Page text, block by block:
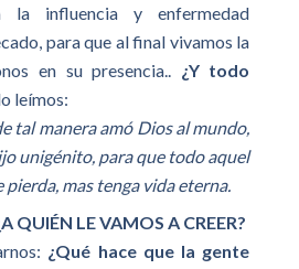
la influencia y enfermedad
para que al final vivamos la
en su presencia..
¿Y todo
lo leímos:
tal manera amó Dios al mundo,
unigénito, para que todo aquel
pierda, mas tenga vida eterna.
QUIÉN LE VAMOS A CREER?
¿Qué hace que la gente